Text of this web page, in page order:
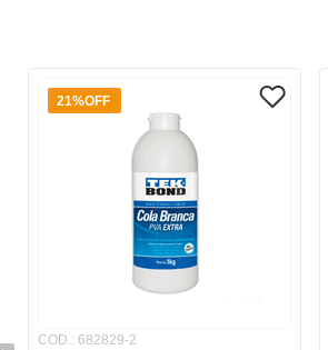
21%OFF
COD.: 682829-2